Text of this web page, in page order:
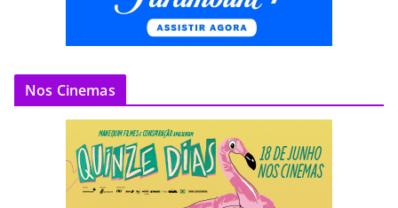
Nos Cinemas